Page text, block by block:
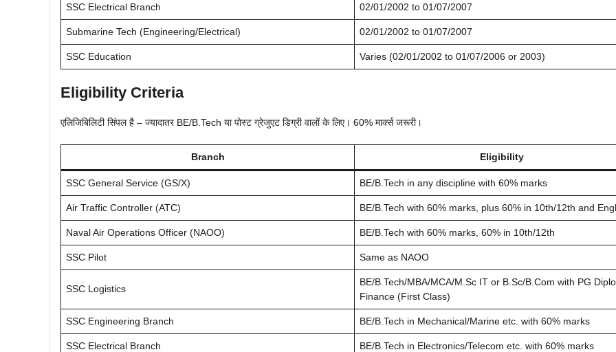
SSC Electrical Branch 02/01/2002 to 01/07/2007
Submarine Tech (Engineering/Electrical) 02/01/2002 to 01/07/2007
SSC Education Varies (02/01/2002 to 01/07/2006 or 2003)
Eligibility Criteria
एलिजिबिलिटी सिंपल है – ज्यादातर BE/B.Tech या पोस्ट ग्रेजुएट डिग्री वालों के लिए। 60% मार्क्स जरूरी।
Branch Eligibility
SSC General Service (GS/X) BE/B.Tech in any discipline with 60% marks
Air Traffic Controller (ATC) BE/B.Tech with 60% marks, plus 60% in 10th/12th and
Naval Air Operations Officer (NAOO) BE/B.Tech with 60% marks, 60% in 10th/12th
SSC Pilot Same as NAOO
SSC Logistics
BE/B.Tech/MBA/MCA/M.Sc IT or B.Sc/B.Com with PG
Finance (First Class)
SSC Engineering Branch BE/B.Tech in Mechanical/Marine etc. with 60% marks
SSC Electrical Branch BE/B.Tech in Electronics/Telecom etc. with 60% marks